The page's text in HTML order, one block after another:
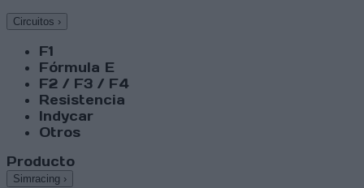
Circuitos ›
F1
Fórmula E
F2 / F3 / F4
Resistencia
Indycar
Otros
Producto
Simracing ›